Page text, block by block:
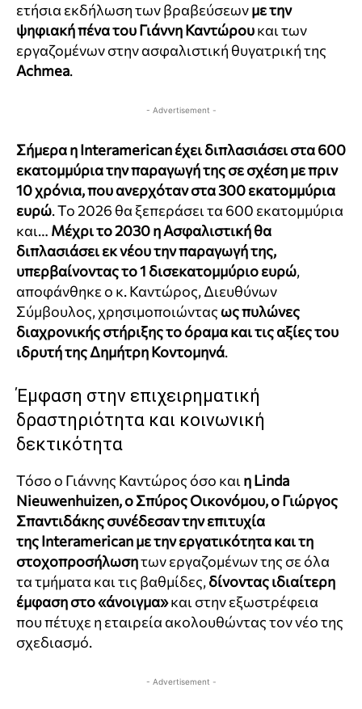
ετήσια εκδήλωση των βραβεύσεωνμε την
ψηφιακή πένα του Γιάννη Καντώρουκαι των
εργαζομένων στην ασφαλιστική θυγατρική της
Achmea.
- Advertisement -
Σήμερα ηInteramericanέχει διπλασιάσει στα 600
εκατομμύρια την παραγωγή της σε σχέση με πριν
10 χρόνια, που ανερχόταν στα 300 εκατομμύρια
ευρώ. Το 2026 θα ξεπεράσει τα 600 εκατομμύρια
και… Μέχρι το 2030 η Ασφαλιστική θα
διπλασιάσει εκ νέου την παραγωγή της,
υπερβαίνοντας το 1 δισεκατομμύριο ευρώ,
αποφάνθηκε ο κ. Καντώρος, Διευθύνων
Σύμβουλος, χρησιμοποιώντας ως πυλώνες
διαχρονικής στήριξης το όραμα και τις αξίες του
ιδρυτή της Δημήτρη Κοντομηνά.
Έμφαση στην επιχειρηματική
δραστηριότητα και κοινωνική
δεκτικότητα
Τόσο ο Γιάννης Καντώρος όσο και η Linda
Nieuwenhuizen, ο Σπύρος Οικονόμου, οΓιώργος
Σπαντιδάκηςσυνέδεσαν την επιτυχία
τηςInteramericanμε την εργατικότητα και τη
στοχοπροσήλωσητων εργαζομένων της σε όλα
τα τμήματα και τις βαθμίδες, δίνοντας ιδιαίτερη
έμφαση στο «άνοιγμα»και στην εξωστρέφεια
που πέτυχε η εταιρεία ακολουθώντας τον νέο της
σχεδιασμό.
- Advertisement -